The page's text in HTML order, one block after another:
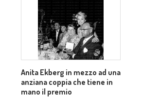
Anita Ekberg in mezzo ad una
anziana coppia che tiene in
mano il premio